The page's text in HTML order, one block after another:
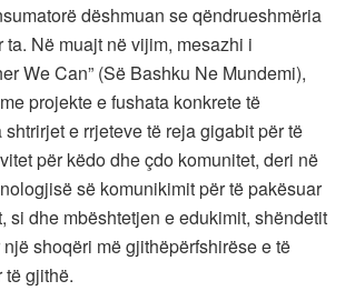
dëshmuan se qëndrueshmëria
ta. Në muajt në vijim, mesazhi i
We Can” (Së Bashku Ne Mundemi),
projekte e fushata konkrete të
e rrjeteve të reja gigabit për të
për këdo dhe çdo komunitet, deri në
së komunikimit për të pakësuar
si dhe mbështetjen e edukimit, shëndetit
shoqëri më gjithëpërfshirëse e të
të gjithë.